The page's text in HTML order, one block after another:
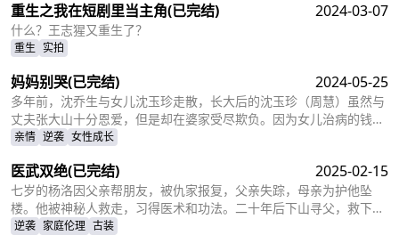
面对三位哥哥施舍和不屑，林胜雪果断跟她们断绝关系，还在状元宴
上用全国状元的满分成绩，横扫父母和三位哥哥嘲笑和不屑。
重生之我在短剧里当主角(已完结) 2024-03-07
什么？王志猩又重生了？
重生 实拍
妈妈别哭(已完结) 2024-05-25
多年前，沈乔生与女儿沈玉珍走散，长大后的沈玉珍（周慧）虽然与
丈夫张大山十分恩爱，但是却在婆家受尽欺负。因为女儿治病的钱被
婆婆抢走，丈夫为了赚快钱意外“死亡”，周慧肚子里的二胎也因为婆
女儿，却不想自己的婆婆和小叔子一家正在谋算着将丈夫的高额抚恤
金据为己有，而此时的沈乔生也匆匆赶到......
亲情 逆袭 女性成长
医武双绝(已完结) 2025-02-15
七岁的杨洛因父亲帮朋友，被仇家报复，父亲失踪，母亲为护他坠
楼。他被神秘人救走，习得医术和功法。二十年后下山寻父，救下被
跟踪的苏轻眉和她小姨，又因柳家女儿当日结婚退了婚约，被苏轻眉
逆袭 家庭伦理 古装